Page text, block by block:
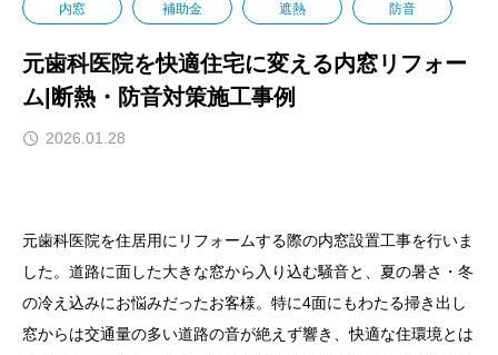
内窓 補助金 遮熱 防音
元歯科医院を快適住宅に変える内窓リフォー
ム|断熱・防音対策施工事例
2026.01.28
元歯科医院を住居用にリフォームする際の内窓設置工事を行いま
した。道路に面した大きな窓から入り込む騒音と、夏の暑さ・冬
の冷え込みにお悩みだったお客様。特に4面にもわたる掃き出し
窓からは交通量の多い道路の音が絶えず響き、快適な住環境とは